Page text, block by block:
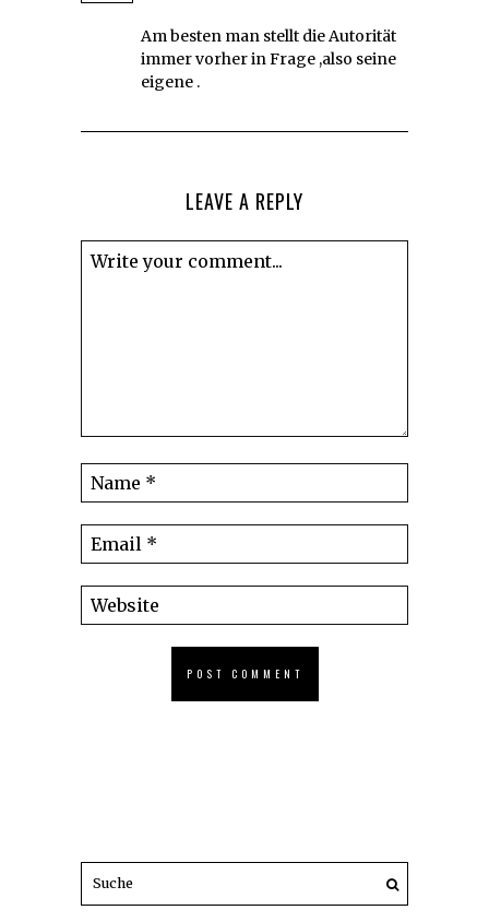
Am besten man stellt die Autorität
immer vorher in Frage ,also seine
eigene .
LEAVE A REPLY